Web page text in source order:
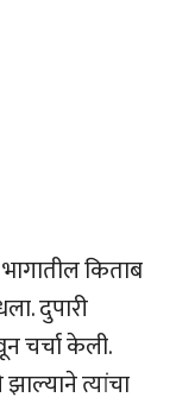
किताब
दुपारी
चर्चा केली.
त्यांचा